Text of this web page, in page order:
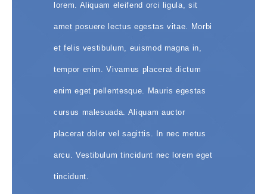
lorem. Aliquam eleifend orci ligula, sit
amet posuere lectus egestas vitae. Morbi
et felis vestibulum, euismod magna in,
tempor enim. Vivamus placerat dictum
enim eget pellentesque. Mauris egestas
cursus malesuada. Aliquam auctor
placerat dolor vel sagittis. In nec metus
arcu. Vestibulum tincidunt nec lorem eget
tincidunt.